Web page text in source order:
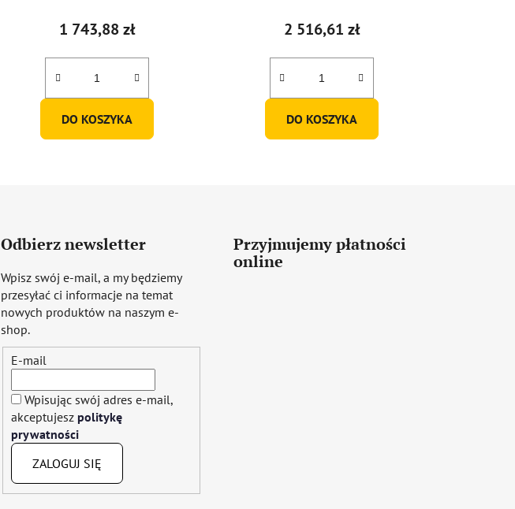
1 743,88 zł
DO KOSZYKA
2 516,61 zł
DO KOSZYKA
Odbierz newsletter
Wpisz swój e-mail, a my będziemy
przesyłać ci informacje na temat
nowych produktów na naszym e-
shop.
E-mail
Wpisując swój adres e-mail,
akceptujesz politykę
prywatności
ZALOGUJ SIĘ
Przyjmujemy płatności
online